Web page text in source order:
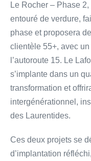
Le Rocher – Phase
entouré de verdure,
phase et proposera
clientèle 55+, avec
l’autoroute 15. Le
s’implante dans un
transformation et
intergénérationnel,
des Laurentides.
Ces deux projets se
d’implantation